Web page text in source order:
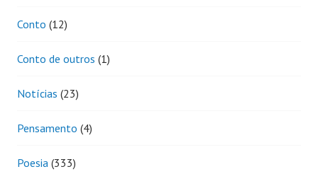
Conto (12)
Conto de outros (1)
Notícias (23)
Pensamento (4)
Poesia (333)